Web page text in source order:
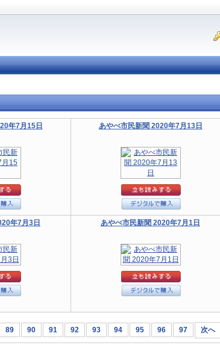
年7月15日 あやべ市民新聞 2020年7月13日
年7月3日 あやべ市民新聞 2020年7月1日
89 90 91 92 93 94 95 96 97 次へ